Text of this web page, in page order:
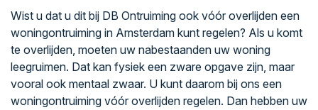
Wist u dat u dit bij DB Ontruiming ook vóór overlijden een
woningontruiming in Amsterdam kunt regelen? Als u komt
te overlijden, moeten uw nabestaanden uw woning
leegruimen. Dat kan fysiek een zware opgave zijn, maar
vooral ook mentaal zwaar. U kunt daarom bij ons een
woningontruiming vóór overlijden regelen. Dan hebben uw